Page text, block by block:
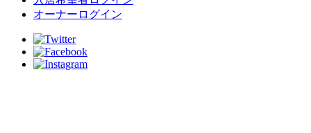
オーナーログイン